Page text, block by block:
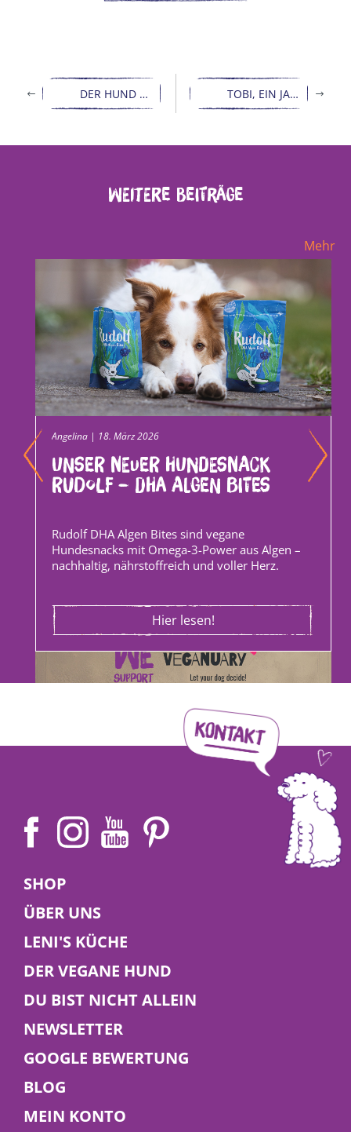
DER HUND EIN WOLF! ODER DOCH NICHT? TOBI, EIN JAGDHUND-MISCHLING AUF DEM WEG ZURÜCK INS LEBEN
Weitere Beiträge
Mehr
Unser neuer Hundesnack
Rudolf – DHA Algen Bites
Angelina | 18. März 2026
Rudolf DHA Algen Bites sind vegane
Hundesnacks mit Omega-3-Power aus Algen –
nachhaltig, nährstoffreich und voller Herz.
Hier lesen!
Angelina | 27. Dezember 2025
– für dich und deinen Hund! In unserem Blog
Futterideen.
SHOP
ÜBER UNS
LENI'S KÜCHE
DER VEGANE HUND
DU BIST NICHT ALLEIN
NEWSLETTER
GOOGLE BEWERTUNG
BLOG
MEIN KONTO